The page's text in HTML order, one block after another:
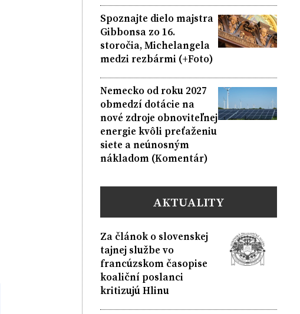
Spoznajte dielo majstra
Gibbonsa zo 16.
storočia, Michelangela
medzi rezbármi (+Foto)
Nemecko od roku 2027
obmedzí dotácie na
nové zdroje obnoviteľnej
energie kvôli preťaženiu
siete a neúnosným
nákladom (Komentár)
AKTUALITY
Za článok o slovenskej
tajnej službe vo
francúzskom časopise
koaliční poslanci
kritizujú Hlinu